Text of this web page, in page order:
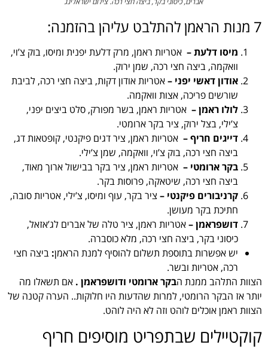
7 מנות הראמן להתלבט עליהן בהזמנה:
מיסו דלעת – אטריות ראמן, מרק דלעת יפנית ומיסו, בוק צ’וי,
וואקמה, ביצה חצי רכה, שמן ירוק.
אודון דאשי יפני –אטריות אודון דקות, ביצה חצי רכה, לביבת
שורשים פריכה, אצות וואקמה.
לולו ראמן – אטריות ראמן, בשר מפורק, סלט ביצים יפני,
צ’ילי, בצל ירוק, ציר בקר ארומטי.
דייגים חריף – אטריות ראמן, ציר דגים פיקנטי, קופטאות דג,
ביצה חצי רכה, בוק צ’וי, וואקמה, שמן צ’ילי.
בקר ארומטי – אטריות ראמן, ציר בקר בבישול ארוך מאוד,
ביצה חצי רכה, שיטאקה, פרוסות בקר.
קרניבורים פיקנטי – ציר בקר, עוף ומיסו, צ’ילי, אטריות סובה,
חתיכת בקר מעושן.
דושפראמן –אטריות ראמן, ציר טלה של אברים לג’אזאל,
כיסוני בקר, ביצה חצי רכה, מלא כוסברה.
יש אפשרות בתוספת תשלום להוסיף למנת הראמן: ביצה חצי
רכה, אטריות ובשר.
הצוות התלהב ממנת הבקר ארומטי ודושפראמן . אם תשאלו מה
יותר אז הבקר הרומטי, למרות שהדעות היו חלוקות.. הערה קטנה של
הצוות ראמן אוכלים לוהט וזה לא היה לוהט.
קוקטיילים שבתפריט מוסיפים חריף